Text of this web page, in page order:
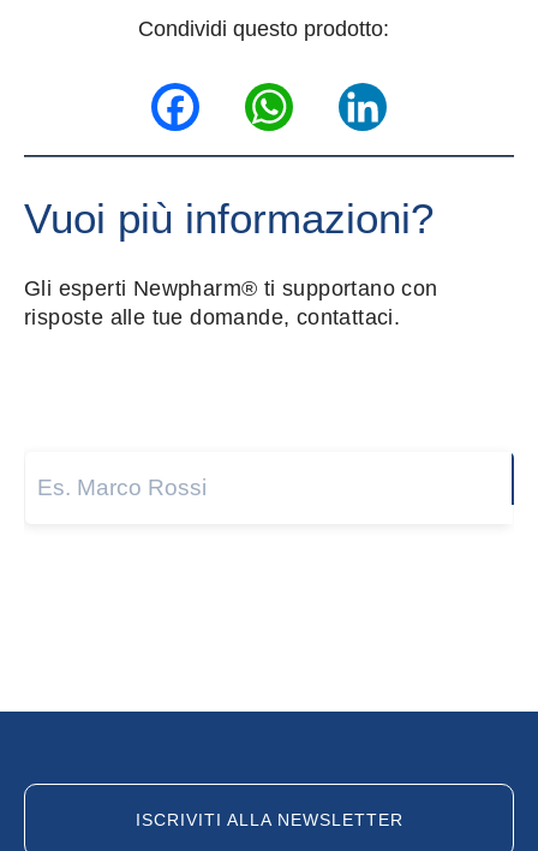
Condividi questo prodotto:
FacebookWhatsAppLinkedIn
Vuoi più informazioni?
Gli esperti Newpharm® ti supportano con
risposte alle tue domande, contattaci.
ISCRIVITI ALLA NEWSLETTER